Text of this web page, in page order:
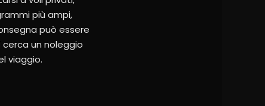
più ampi,
può essere
un noleggio
viaggio.